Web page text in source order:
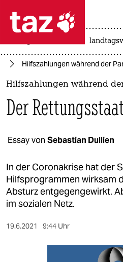
 taz zahl
taz zahl ich
politik
öko
gesellschaft
kultur
sport
berlin
Hilfszahlungen während der
Hilfszahlungen während
Der
Essay von Sebastian Dullien
In der Coronakrise hat der
Hilfsprogrammen wirksam
Absturz entgegengewirkt.
im sozialen Netz.
19.6.2021 9:44 Uhr